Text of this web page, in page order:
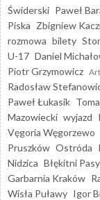
Świderski Paweł
Piska Zbigniew
rozmowa bilety
U-17 Daniel
Piotr Grzymowicz
Radosław
Paweł Łukasik
Mazowiecki wyjazd
Vęgoria Węgorzewo
Pruszków Ostróda
Nidzica Błękitni
Garbarnia Kraków
Wisła Puławy Igor